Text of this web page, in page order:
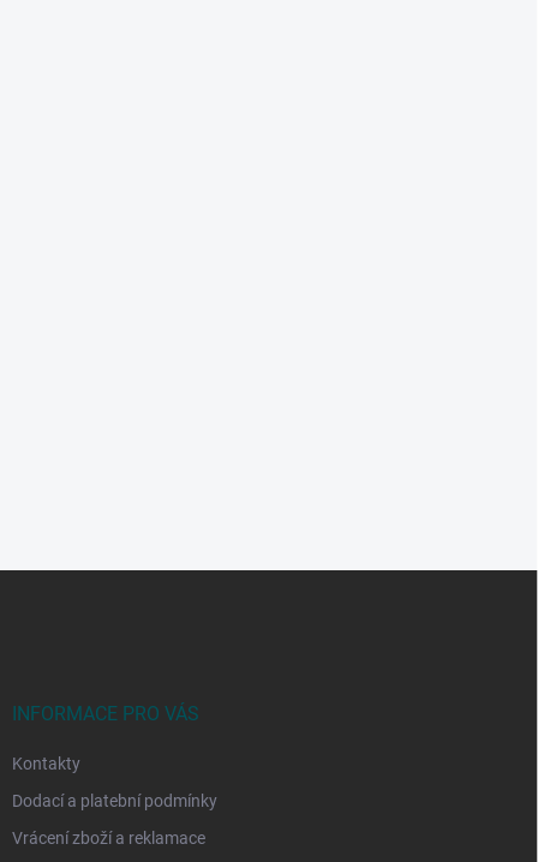
INFORMACE PRO VÁS
Kontakty
Dodací a platební podmínky
Vrácení zboží a reklamace